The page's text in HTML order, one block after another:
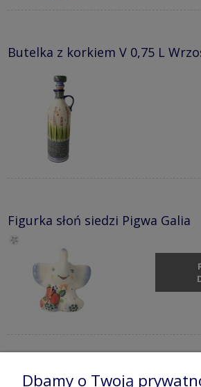
Butelka z korkiem V 0,75 L
Figurka słoń siedzi Pigwa Galia
Figurka słoń siedzi Łąka Galia
Dbamy o Twoją